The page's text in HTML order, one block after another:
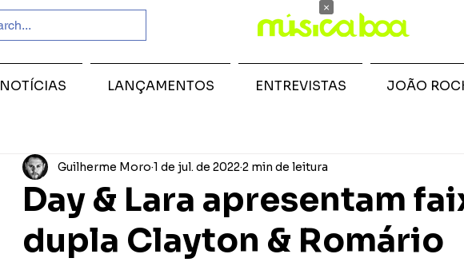
Day & Lara apresentam
dupla Clayton & Romário
Guilherme Moro 1 de jul. de 2022 2 min de leitura
NOTÍCIAS LANÇAMENTOS ENTREVISTAS JOÃO
×